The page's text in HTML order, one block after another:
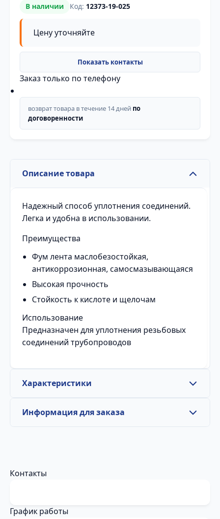
В наличии Код: 12373-19-025
Цену уточняйте
Заказ только по телефону
возврат товара в течение 14 дней по
договоренности
Описание товара
Надежный способ уплотнения соединений.
Легка и удобна в использовании.
Преимущества
Фум лента маслобезостойкая,
антикоррозионная, самосмазывающаяся
Высокая прочность
Стойкость к кислоте и щелочам
Использование
Предназначен для уплотнения резьбовых
соединений трубопроводов
Характеристики
Информация для заказа
Контакты
График работы